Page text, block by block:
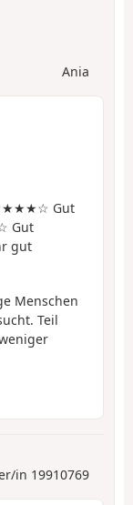
Ania
Gut
Gut
gut
Menschen
Teil
in 19910769